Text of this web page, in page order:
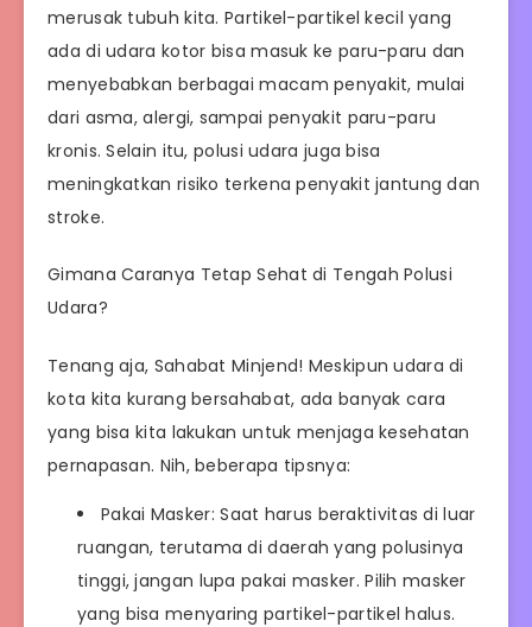
merusak tubuh kita. Partikel-partikel kecil yang
ada di udara kotor bisa masuk ke paru-paru dan
menyebabkan berbagai macam penyakit, mulai
dari asma, alergi, sampai penyakit paru-paru
kronis. Selain itu, polusi udara juga bisa
meningkatkan risiko terkena penyakit jantung dan
stroke.
Gimana Caranya Tetap Sehat di Tengah Polusi
Udara?
Tenang aja, Sahabat Minjend! Meskipun udara di
kota kita kurang bersahabat, ada banyak cara
yang bisa kita lakukan untuk menjaga kesehatan
pernapasan. Nih, beberapa tipsnya:
Pakai Masker: Saat harus beraktivitas di luar
ruangan, terutama di daerah yang polusinya
tinggi, jangan lupa pakai masker. Pilih masker
yang bisa menyaring partikel-partikel halus.